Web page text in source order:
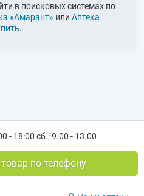
в поисковых системах по
«Амарант» или Аптека
.
- 18:00 сб.: 9.00 - 13.00
по телефону